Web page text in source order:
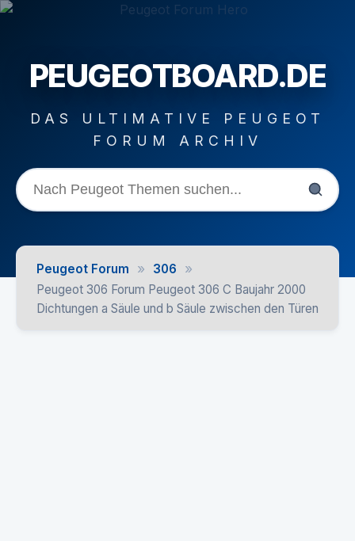
PEUGEOTBOARD.DE
DAS ULTIMATIVE PEUGEOT
FORUM ARCHIV
Peugeot Forum » 306 »
Peugeot 306 Forum Peugeot 306 C Baujahr 2000
Dichtungen a Säule und b Säule zwischen den Türen